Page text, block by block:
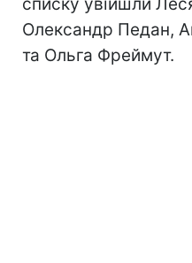
Олександр Педан,
та Ольга Фреймут.